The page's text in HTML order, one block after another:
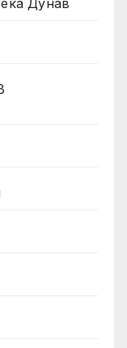
Дунав